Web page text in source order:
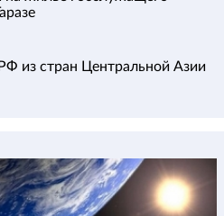
из стран Центральной Азии